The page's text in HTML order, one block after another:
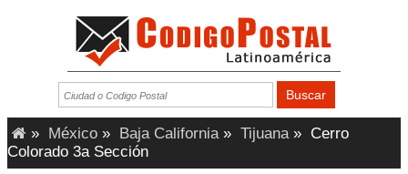
» México » Baja California » Tijuana » Cerro
Colorado 3a Sección